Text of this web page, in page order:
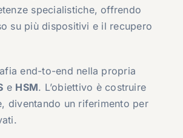
specialistiche, offrendo
su più dispositivi e il recupero
end-to-end nella propria
e HSM. L’obiettivo è costruire
diventando un riferimento per